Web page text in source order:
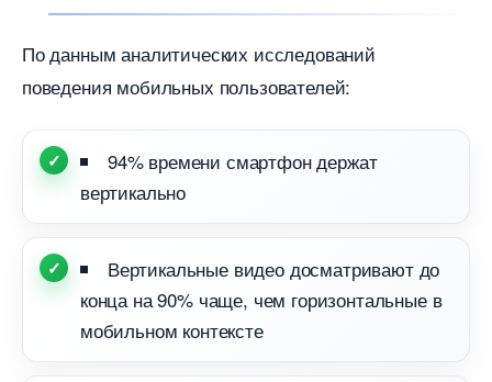
По данным аналитических исследований
поведения мобильных пользователей:
94% времени смартфон держат
ертикально
ертикальные видео досматривают до
конца на 90% чаще, чем горизонтальные
мобильном контексте